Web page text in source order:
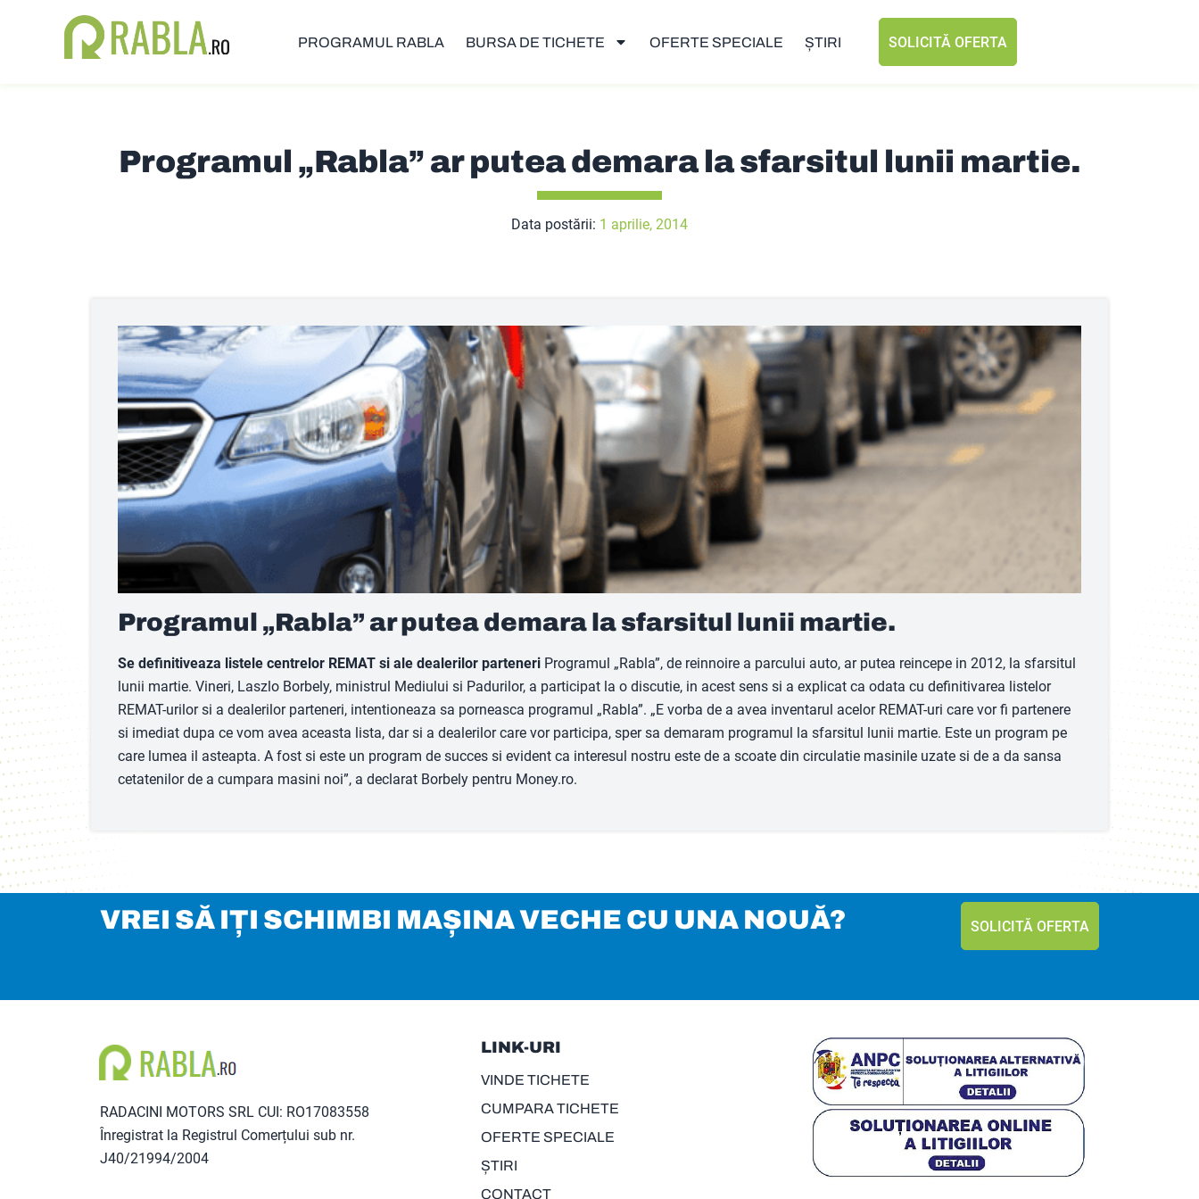
PROGRAMUL RABLA BURSA DE TICHETE OFERTE SPECIALE ȘTIRI SOLICITĂ OFERTA
Programul „Rabla” ar putea demara la sfarsitul lunii martie.
Data postării: 1 aprilie, 2014
Programul „Rabla” ar putea demara la sfarsitul lunii martie.
Se definitiveaza listele centrelor REMAT si ale dealerilor parteneri Programul „Rabla”, de reinnoire a parcului auto, ar putea reincepe in 2012, la sfarsitul
lunii martie. Vineri, Laszlo Borbely, ministrul Mediului si Padurilor, a participat la o discutie, in acest sens si a explicat ca odata cu definitivarea listelor
REMAT-urilor si a dealerilor parteneri, intentioneaza sa porneasca programul „Rabla”. „E vorba de a avea inventarul acelor REMAT-uri care vor fi partenere
si imediat dupa ce vom avea aceasta lista, dar si a dealerilor care vor participa, sper sa demaram programul la sfarsitul lunii martie. Este un program pe
care lumea il asteapta. A fost si este un program de succes si evident ca interesul nostru este de a scoate din circulatie masinile uzate si de a da sansa
cetatenilor de a cumpara masini noi”, a declarat Borbely pentru Money.ro.
VREI SĂ IȚI SCHIMBI MAȘINA VECHE CU UNA NOUĂ? SOLICITĂ OFERTA
RADACINI MOTORS SRL CUI: RO17083558
Înregistrat la Registrul Comerțului sub nr.
J40/21994/2004
LINK-URI
VINDE TICHETE
CUMPARA TICHETE
OFERTE SPECIALE
ȘTIRI
CONTACT